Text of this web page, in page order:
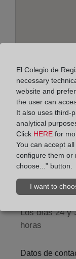
Address:
Paseo de la
8038
Horario:
De lunes a
Los días 24 y
horas
Datos de
El Colegio de
necessary
website and
the user can
It also uses third-
analytical
Click HERE for
You can accept
configure them or
choose...” button.
I want to